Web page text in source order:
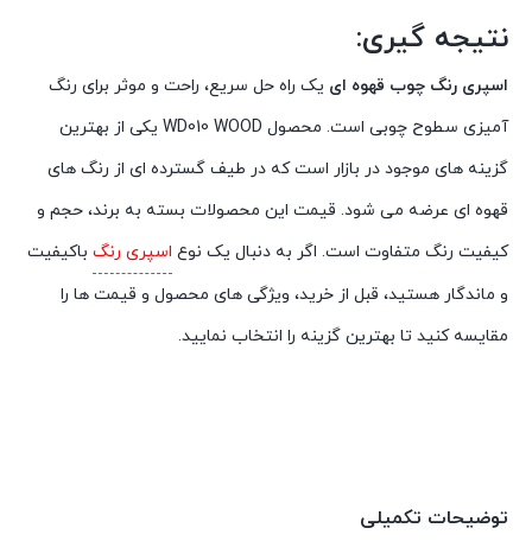
نتیجه گیری:
اسپری رنگ چوب قهوه ای یک راه حل سریع، راحت و موثر برای رنگ
آمیزی سطوح چوبی است. محصول WD010 WOOD یکی از بهترین
گزینه های موجود در بازار است که در طیف گسترده ای از رنگ های
قهوه ای عرضه می شود. قیمت این محصولات بسته به برند، حجم و
کیفیت رنگ متفاوت است. اگر به دنبال یک نوع اسپری رنگ باکیفیت
و ماندگار هستید، قبل از خرید، ویژگی های محصول و قیمت ها را
مقایسه کنید تا بهترین گزینه را انتخاب نمایید.
توضیحات تکمیلی